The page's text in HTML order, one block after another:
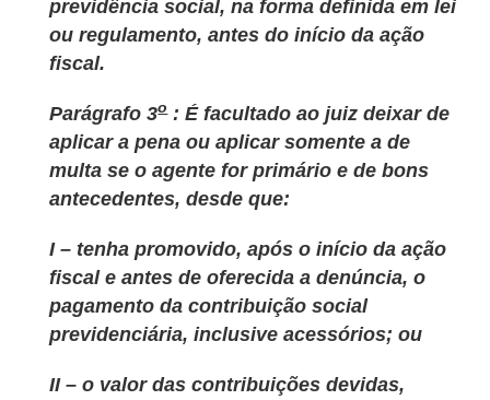
previdência social, na forma definida em lei
ou regulamento, antes do início da ação
fiscal.
Parágrafo 3o: É facultado ao juiz deixar de
aplicar a pena ou aplicar somente a de
multa se o agente for primário e de bons
antecedentes, desde que:
I – tenha promovido, após o início da ação
fiscal e antes de oferecida a denúncia, o
pagamento da contribuição social
previdenciária, inclusive acessórios; ou
II – o valor das contribuições devidas,